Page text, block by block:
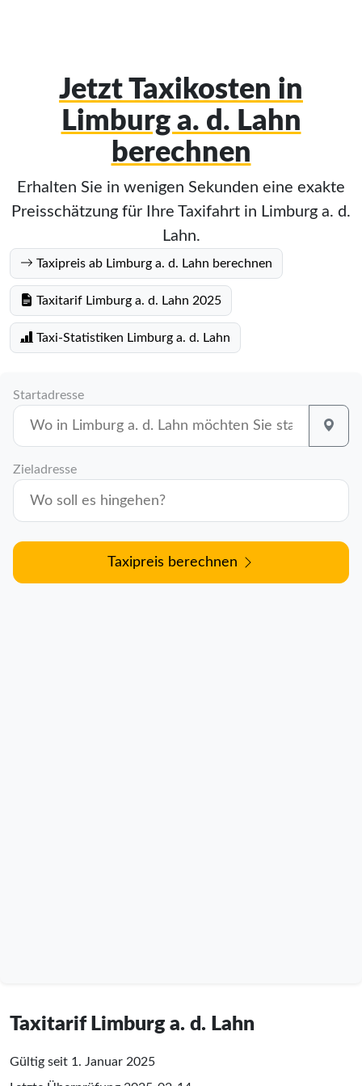
Jetzt Taxikosten in
Limburg a. d. Lahn
berechnen
Erhalten Sie in wenigen Sekunden eine exakte
Preisschätzung für Ihre Taxifahrt in Limburg a. d.
Lahn.
Taxipreis ab Limburg a. d. Lahn berechnen
Taxitarif Limburg a. d. Lahn 2025
Taxi-Statistiken Limburg a. d. Lahn
Startadresse
Zieladresse
Taxipreis berechnen
Taxitarif Limburg a. d. Lahn
Gültig seit 1. Januar 2025